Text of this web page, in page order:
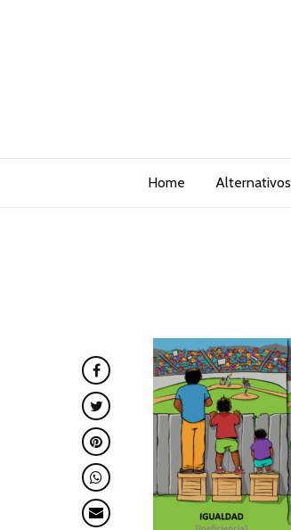
Home Alternativos